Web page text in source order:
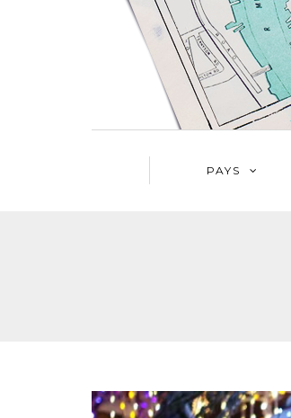
PAYS